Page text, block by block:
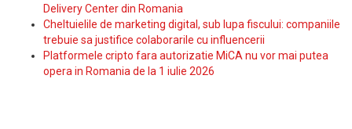
Delivery Center din Romania
Cheltuielile de marketing digital, sub lupa fiscului: companiile
trebuie sa justifice colaborarile cu influencerii
Platformele cripto fara autorizatie MiCA nu vor mai putea
opera in Romania de la 1 iulie 2026